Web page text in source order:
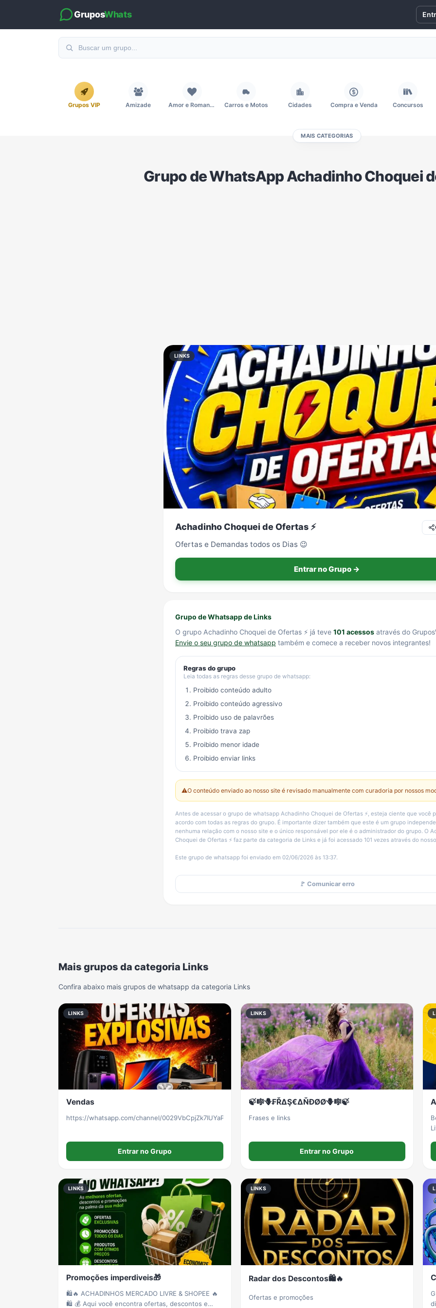
GruposWhats
Grupos VIP Amizade Amor e Romance Carros e Motos Cidades Compra e Venda Concursos
Memes, Engraçados e Zoeira Namoro
MAIS CATEGORIAS
Grupo de WhatsApp Achadinho Choquei
LINKS
Achadinho Choquei de Ofertas ⚡️
Ofertas e Demandas todos os Dias 😉
Entrar no Grupo →
Grupo de Whatsapp de Links
O grupo Achadinho Choquei de Ofertas ⚡️ já teve 101 acessos através do
Envie o seu grupo de whatsapp também e comece a receber novos integrantes!
Regras do grupo
Leia todas as regras desse grupo de whatsapp:
Proibido conteúdo adulto
Proibido conteúdo agressivo
Proibido uso de palavrões
Proibido trava zap
Proibido menor idade
Proibido enviar links
⚠️O conteúdo enviado ao nosso site é revisado manualmente com curadoria por nossos
Antes de acessar o grupo de whatsapp Achadinho Choquei de Ofertas ⚡️, esteja ciente que você
acordo com todas as regras do grupo. É importante dizer também que este é um grupo
nenhuma relação com o nosso site e o único responsável por ele é o administrador do grupo. O
Choquei de Ofertas ⚡️ faz parte da categoria de Links e já foi acessado 101 vezes através do
Este grupo de whatsapp foi enviado em 02/06/2026 às 13:37.
🚩 Comunicar erro
Mais grupos da categoria Links
Confira abaixo mais grupos de whatsapp da categoria Links
LINKS
Vendas
https://whatsapp.com/channel/0029VbCpjZk7IUYaPzoeya1v
Entrar no Grupo
LINKS
🍃🎼🪻₣ŘΔŞ€ΔŇĐØØ🪻🎼🍃
Frases e links
Entrar no Grupo
LINKS
Promoções imperdiveis🎁
🛍️🔥 ACHADINHOS MERCADO LIVRE & SHOPEE 🔥
🛍️ 💰 Aqui você encontra ofertas, descontos e
LINKS
Radar dos Descontos🛍️🔥
Ofertas e promoções